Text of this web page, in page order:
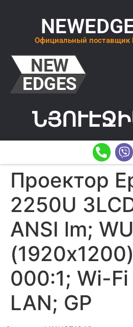
Официальный поставщик
Проектор
2250U
ANSI lm;
000:1; Wi-
LAN; GP